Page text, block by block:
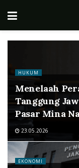
HUKUM
Menelaah
Tanggung
Pasar Mina
23.05.2026
EKONOMI